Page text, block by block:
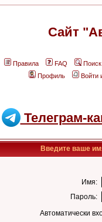
Сайт
Правила FAQ
Поиск
Профиль
Войти
Телеграм-
Введите ваше
Имя:
Пароль:
Автоматически